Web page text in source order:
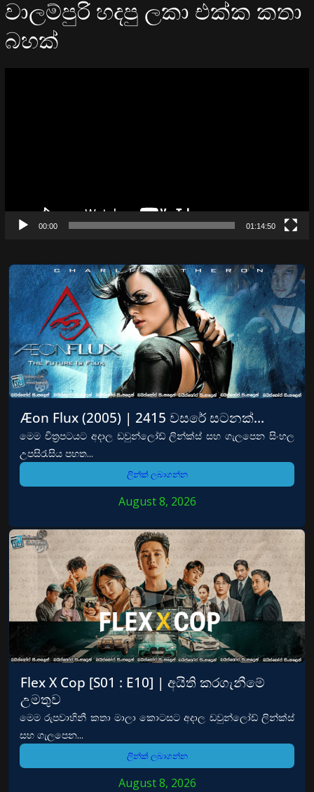
වාලම්පුරි හදපු ලකා එක්ක කතා
බහක්
00:00 01:14:50
Æon Flux (2005) | 2415 වසරේ සටනක්…
මෙම චිත්‍රපටයට අදාල ඩවුන්ලෝඩ් ලින්ක්ස් සහ ගැලපෙන සිංහල
උපසිරැසිය පහත...
ලින්ක් ලබාගන්න
August 8, 2026
Flex X Cop [S01 : E10] | අයිති කරගැනීමේ
උමතුව
මෙම රුපවාහිනී කතා මාලා කොටසට අදාල ඩවුන්ලෝඩ් ලින්ක්ස්
සහ ගැලපෙන...
ලින්ක් ලබාගන්න
August 8, 2026